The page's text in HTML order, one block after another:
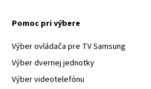
Pomoc pri výbere
Výber ovládača pre TV Samsung
Výber dvernej jednotky
Výber videotelefónu